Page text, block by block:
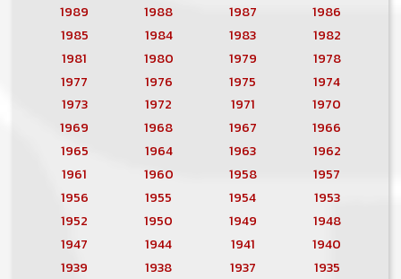
1989
1988 1987
1986
1985
1984 1983
1982
1981
1980 1979
1978
1977
1976 1975
1974
1973
1972 1971
1970
1969
1968 1967
1966
1965
1964 1963
1962
1961
1960 1958
1957
1956
1955 1954
1953
1952
1950 1949
1948
1947
1944 1941
1940
1939
1938 1937
1935